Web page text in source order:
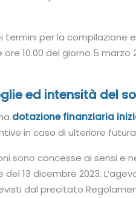
termini per la
10.00 del giorno 5 marzo
ed intensità del
dotazione finanziaria
in caso di ulteriore
sono concesse ai sensi e
del 13 dicembre 2023.
dal precitato